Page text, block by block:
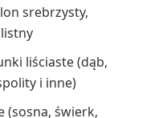
srebrzysty,
liściaste (dąb,
i inne)
(sosna, świerk,